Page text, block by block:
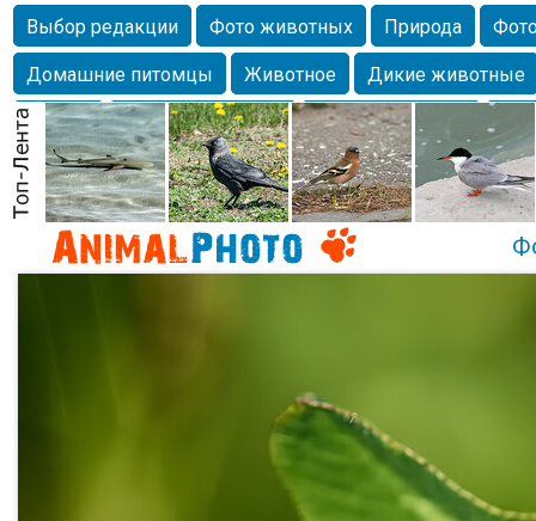
Выбор редакции Фото животных Природа
Домашние питомцы
Животное
Дикие животные
Собаки
Alexanderandronik Млекопитающие
Морда
Собачка Осень Портрет
Домашние
Насекомое
Коты Lebert Дикие птицы Утка